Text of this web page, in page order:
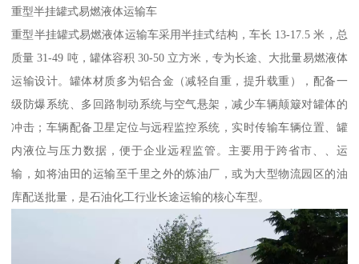
重型半挂罐式易燃液体运输车​
重型半挂罐式易燃液体运输车采用半挂式结构，车长 13-17.5 米，总
质量 31-49 吨，罐体容积 30-50 立方米，专为长途、大批量易燃液体
运输设计。罐体材质多为铝合金（减轻自重，提升载重），配备一
级防爆系统、多回路制动系统与空气悬架，减少车辆颠簸对罐体的
冲击；车辆配备卫星定位与远程监控系统，实时传输车辆位置、罐
内液位与压力数据，便于企业远程监管。主要用于跨省市、、运
输，如将油田的运输至千里之外的炼油厂，或为大型物流园区的油
库配送批量，是石油化工行业长途运输的核心车型。​